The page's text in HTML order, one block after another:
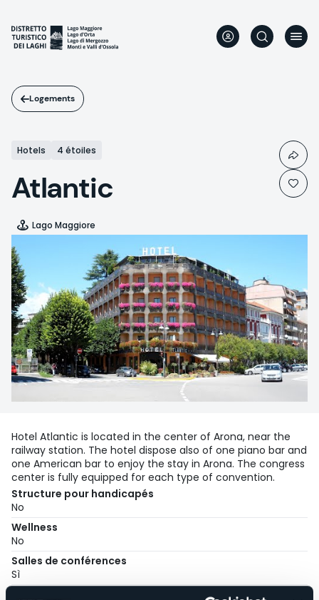
contenu
principal
Logements
Hotels 4 étoiles
Atlantic
Lago Maggiore
Hotel Atlantic is located in the center of Arona, near the
railway station. The hotel dispose also of one piano bar and
one American bar to enjoy the stay in Arona. The congress
center is fully equipped for each type of convention.
Structure pour handicapés
No
Wellness
No
Salles de conférences
Sì